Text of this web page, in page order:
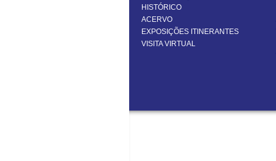
HISTÓRICO
ACERVO
EXPOSIÇÕES ITINERANTES
VISITA VIRTUAL